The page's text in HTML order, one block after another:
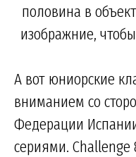
половина в
изображние, чтобы
А вот юниорские
вниманием со
Федерации
сериями. Challenge